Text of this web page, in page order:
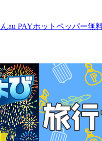
au PAYホットペッパー無